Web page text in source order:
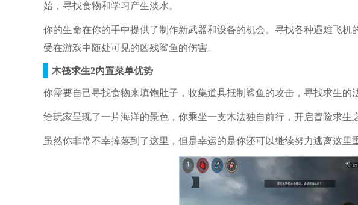
始，寻找食物和学习产生淡水。
你的生命在你的手中提供了制作新武器和设备的机会。寻找各种遇难飞
受在游戏中随处可见的凶残鲨鱼的伤害。
木筏求生2内置菜单优势
你需要自己寻找食物来填饱肚子，收集道具抵制鲨鱼的攻击，寻找求生的
给玩家呈现了一片海洋的景色，你乘坐一支木法独自前行，开启冒险求生
虽然你非常不幸掉落到了这里，但是幸运的是你还可以继续努力逃离这里